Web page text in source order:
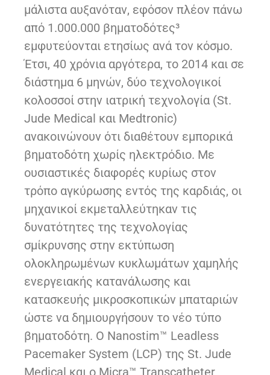
μάλιστα αυξανόταν, εφόσον πλέον πάνω
από 1.000.000 βηματοδότες³
εμφυτεύονται ετησίως ανά τον κόσμο.
Έτσι, 40 χρόνια αργότερα, το 2014 και σε
διάστημα 6 μηνών, δύο τεχνολογικοί
κολοσσοί στην ιατρική τεχνολογία (St.
Jude Medical και Medtronic)
ανακοινώνουν ότι διαθέτουν εμπορικά
βηματοδότη χωρίς ηλεκτρόδιο. Με
ουσιαστικές διαφορές κυρίως στον
τρόπο αγκύρωσης εντός της καρδιάς, οι
μηχανικοί εκμεταλλεύτηκαν τις
δυνατότητες της τεχνολογίας
σμίκρυνσης στην εκτύπωση
ολοκληρωμένων κυκλωμάτων χαμηλής
ενεργειακής κατανάλωσης και
κατασκευής μικροσκοπικών μπαταριών
ώστε να δημιουργήσουν το νέο τύπο
βηματοδότη. Ο Nanostim™ Leadless
Pacemaker System (LCP) της St. Jude